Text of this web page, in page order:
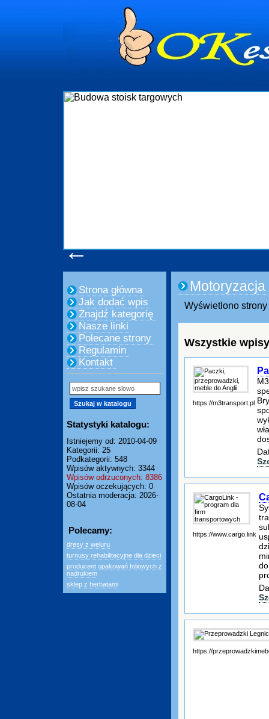
←
Strona główna
Jak dodać wpis
Znajdź kategorię
Nasze linki
Polecane strony
Regulamin
Kontakt
Statystyki katalogu:
Istniejemy od: 2010-04-09
Kategorii: 25
Podkategorii: 548
Wpisów aktywnych: 3344
Wpisów odrzuconych: 8386
Wpisów oczekujących: 0
Ostatnia moderacja: 2026-
08-04
Polecamy:
dresy z weluru
turnusy rehabilitacyjne dla dzieci
producent opakowań foliowych z
nadrukiem
sklep z herbatami
Motoryzacja
Wyświetlono
Wszystkie
https://m3transport.pl
https://www.cargo.link
https://